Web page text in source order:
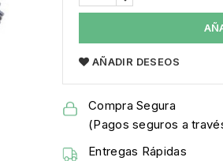
AÑADIR DESEOS
Compra Segura
(Pagos seguros a
Entregas Rápidas